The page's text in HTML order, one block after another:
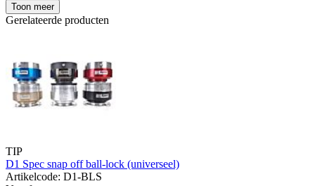
Toon meer
Gerelateerde producten
TIP
D1 Spec snap off ball-lock (universeel)
Artikelcode: D1-BLS